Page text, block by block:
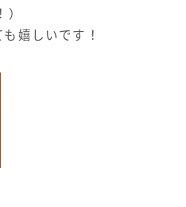
）
嬉しいです！